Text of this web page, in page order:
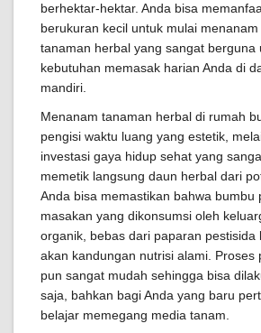
berhektar-hektar. Anda bisa
berukuran kecil untuk mulai
tanaman herbal yang sangat berguna
kebutuhan memasak harian Anda di
mandiri.
Menanam tanaman herbal di rumah
pengisi waktu luang yang estetik,
investasi gaya hidup sehat yang
memetik langsung daun herbal dari
Anda bisa memastikan bahwa bumbu
masakan yang dikonsumsi oleh
organik, bebas dari paparan pestisida
akan kandungan nutrisi alami. Proses
pun sangat mudah sehingga bisa
saja, bahkan bagi Anda yang baru
belajar memegang media tanam.